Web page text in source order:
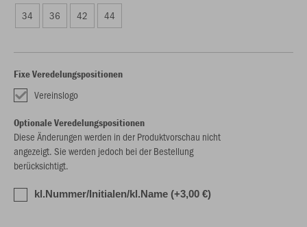
34 36 42 44
Fixe Veredelungspositionen
Vereinslogo
Optionale Veredelungspositionen
Diese Änderungen werden in der Produktvorschau nicht
angezeigt. Sie werden jedoch bei der Bestellung
berücksichtigt.
kl.Nummer/Initialen/kl.Name (+3,00 €)